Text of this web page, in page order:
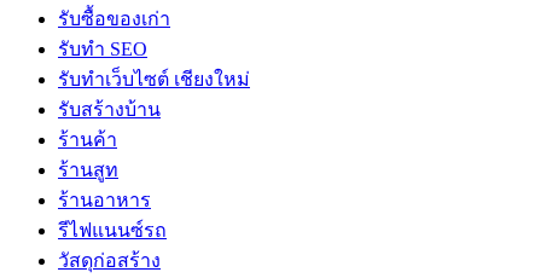
รับซื้อของเก่า
รับทำ SEO
รับทำเว็บไซต์ เชียงใหม่
รับสร้างบ้าน
ร้านค้า
ร้านสูท
ร้านอาหาร
รีไฟแนนซ์รถ
วัสดุก่อสร้าง